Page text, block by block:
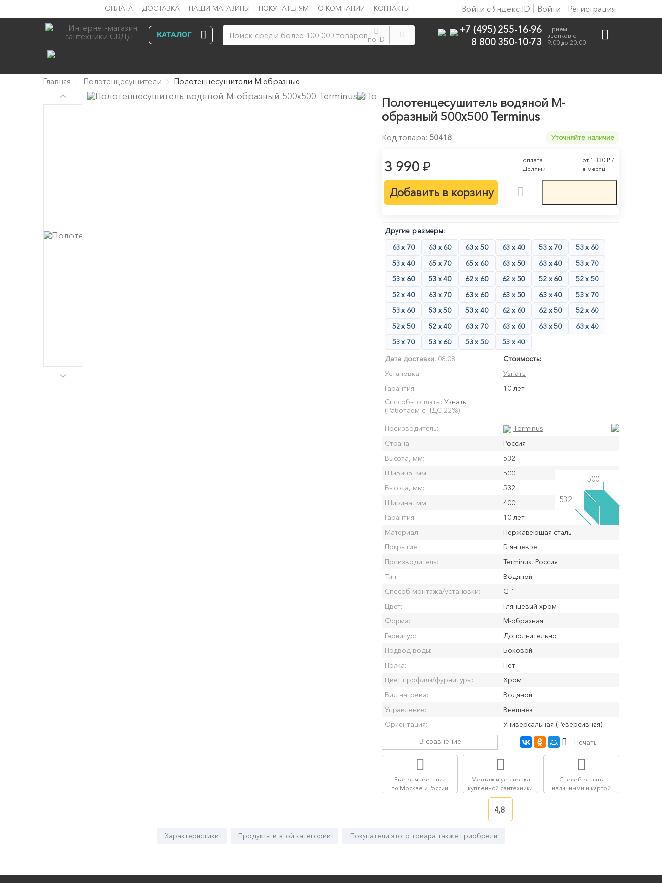
ОПЛАТА ДОСТАВКА НАШИ МАГАЗИНЫ ПОКУПАТЕЛЯМ О КОМПАНИИ КОНТАКТЫ Регистрация
Войти
Войти с Яндекс ID
Приём
звонков с
9:00 до 20:00
+7 (495) 255-16-96
8 800 350-10-73
по ID
КАТАЛОГ
Главная Полотенцесушители Полотенцесушители М образные
Полотенцесушитель водяной М-
образный 500х500 Terminus
Код товара: 50418 Уточняйте наличие
3 990₽
оплата
Долями
от 1 330 ₽/
в месяц
Добавить в корзину
Другие размеры:
63 х 70
63 х 60 63 х 50 63 х 40 53 х 70
53 х 60
53 х 40
65 х 70 65 х 60 63 х 50 63 х 40
53 х 70
53 х 60
53 х 40 62 х 60 62 х 50 52 х 60
52 х 50
52 х 40
63 х 70 63 х 60 63 х 50 63 х 40
53 х 70
53 х 60
53 х 50 53 х 40 62 х 60 62 х 50
52 х 60
52 х 50
52 х 40 63 х 70 63 х 60 63 х 50
63 х 40
53 х 70
53 х 60 53 х 50
53 х 40
Дата доставки: 08.08
Стоимость:
Установка:
Узнать
Гарантия:
10 лет
Способы оплаты: Узнать
(Работаем с НДС 22%)
Производитель: Terminus
Страна:
Россия
Высота, мм:
532
Ширина, мм:
500
Высота, мм:
532
Ширина, мм:
400
Гарантия:
10 лет
Материал:
Нержавеющая сталь
Покрытие:
Глянцевое
Производитель:
Terminus, Россия
Тип:
Водяной
Способ монтажа/установки:
G 1
Цвет:
Глянцевый хром
Форма:
М-образная
Гарнитур:
Дополнительно
Подвод воды:
Боковой
Полка:
Нет
Цвет профиля/фурнитуры:
Хром
Вид нагрева:
Водяной
Управление:
Внешнее
Ориентация:
Универсальная (Реверсивная)
532
500
В сравнение Печать
Быстрая доставка
по Москве и России
Монтаж и установка
купленной сантехники
Способ оплаты
наличными и картой
4,8
Характеристики Продукты в этой категории Покупатели этого товара также приобрели